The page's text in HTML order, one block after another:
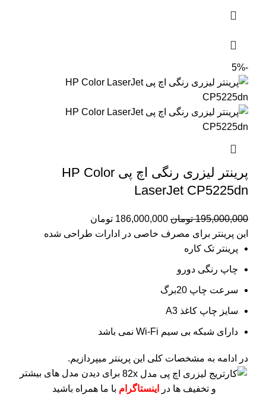
-5%
پرینتر لیزری رنگی اچ پی HP Color
LaserJet CP5225dn
195,000,000 تومان 186,000,000 تومان
این پرینتر برای مصرف خاصی در ادارات طراحی شده
پرینتر تک کاره
چاپ رنگی دورو
سرعت چاپ 20برگ
سایز چاپ کاغذ A3
دارای شبکه بی سیم Wi-Fi نمی باشد
در ادامه به مشخصات کلی این پرینتر میپردازیم.
برای دیدن مدل های بیشتر
و تخفیف ها در
اینستاگرام با ما همراه باشید